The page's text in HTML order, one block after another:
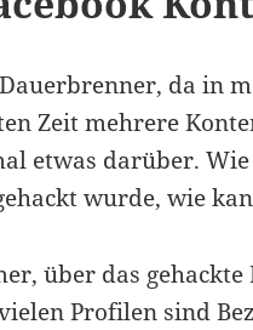
da in
Zeit mehrere
etwas darüber.
wurde, wie
über das
Profilen sind